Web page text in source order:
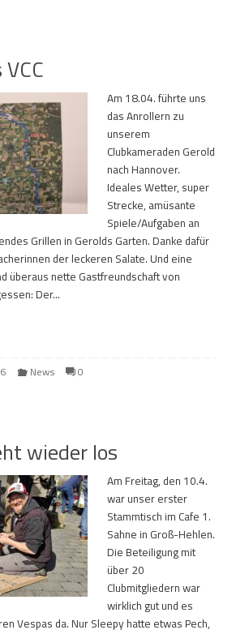
Am 18.04. führte uns
das Anrollern zu
unserem
Clubkameraden Gerold
nach Hannover.
Ideales Wetter, super
Strecke, amüsante
Spiele/Aufgaben an
Grillen in Gerolds Garten. Danke dafür
der leckeren Salate. Und eine
überaus nette Gastfreundschaft von
Der…
News 0
wieder los
Am Freitag, den 10.4.
war unser erster
Stammtisch im Cafe 1.
Sahne in Groß-Hehlen.
Die Beteiligung mit
über 20
Clubmitgliedern war
wirklich gut und es
Vespas da. Nur Sleepy hatte etwas Pech,